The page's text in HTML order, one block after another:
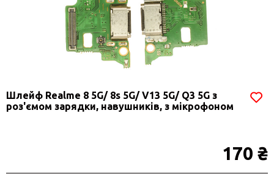
Шлейф Realme 8 5G/ 8s 5G/ V13 5G/ Q3 5G з
роз'ємом зарядки, навушників, з мікрофоном
170 ₴